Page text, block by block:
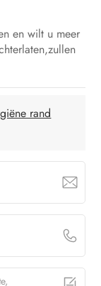
en wilt u meer
rand